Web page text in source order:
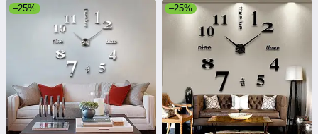
–25% –25%